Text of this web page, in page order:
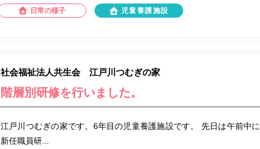
日常の様子 児童養護施設
社会福祉法人共生会 江戸川つむぎの家
階層別研修を行いました。
江戸川つむぎの家です。6年目の児童養護施設です。 先日は午前中
新任職員研...